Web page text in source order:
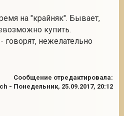
на "крайняк". Бывает,
купить.
говорят, нежелательно
Сообщение отредактировала:
- Понедельник, 25.09.2017, 20:12